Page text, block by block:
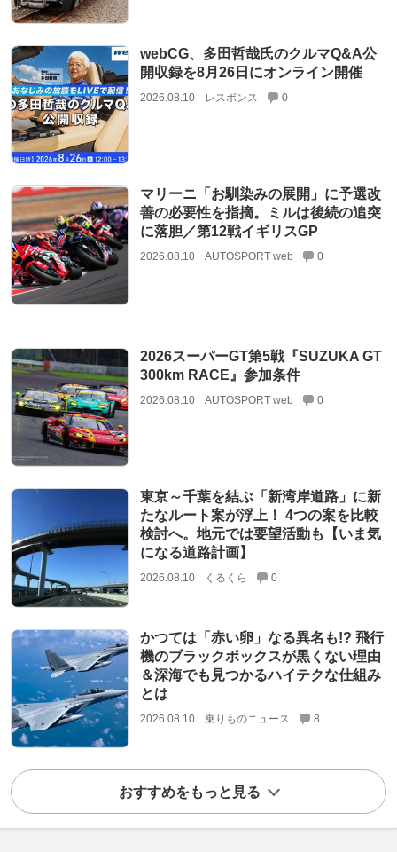
webCG、多田哲哉氏のクルマQ&A公
開収録を8月26日にオンライン開催
2026.08.10 レスポンス 0
マリーニ「お馴染みの展開」に予選改
善の必要性を指摘。ミルは後続の追突
に落胆／第12戦イギリスGP
2026.08.10 AUTOSPORT web 0
2026スーパーGT第5戦『SUZUKA GT
300km RACE』参加条件
2026.08.10 AUTOSPORT web 0
東京～千葉を結ぶ「新湾岸道路」に新
たなルート案が浮上！ 4つの案を比較
検討へ。地元では要望活動も【いま気
になる道路計画】
2026.08.10 くるくら 0
かつては「赤い卵」なる異名も!? 飛行
機のブラックボックスが黒くない理由
＆深海でも見つかるハイテクな仕組み
とは
2026.08.10 乗りものニュース 8
おすすめをもっと見る